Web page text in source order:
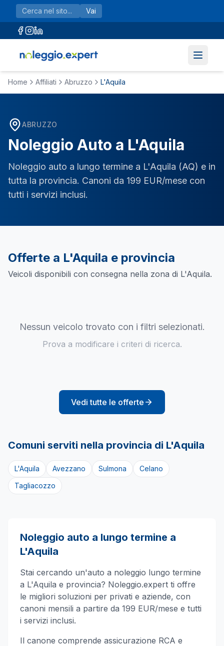
Vai al contenuto principale
Vai
Home Affiliati Abruzzo L'Aquila
ABRUZZO
Noleggio Auto a L'Aquila
Noleggio auto a lungo termine a L'Aquila (AQ) e in
tutta la provincia. Canoni da 199 EUR/mese con
tutti i servizi inclusi.
Offerte a L'Aquila e provincia
Veicoli disponibili con consegna nella zona di L'Aquila.
Nessun veicolo trovato con i filtri selezionati.
Prova a modificare i criteri di ricerca.
Vedi tutte le offerte
Comuni serviti nella provincia di L'Aquila
L'Aquila Avezzano Sulmona
Celano
Tagliacozzo
Noleggio auto a lungo termine a
L'Aquila
Stai cercando un'auto a noleggio lungo termine
a L'Aquila e provincia? Noleggio.expert ti offre
le migliori soluzioni per privati e aziende, con
canoni mensili a partire da 199 EUR/mese e tutti
i servizi inclusi.
Il canone comprende assicurazione RCA e